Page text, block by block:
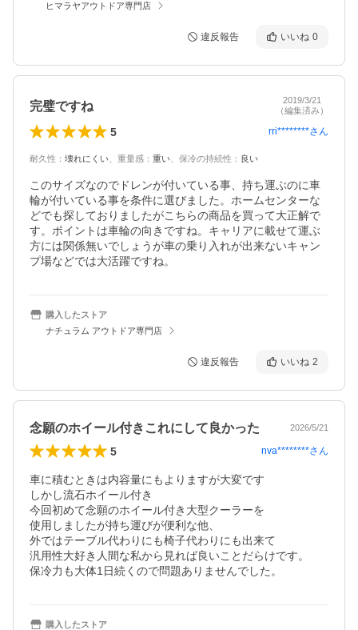
ヒマラヤアウトドア専門店
違反報告 いいね 0
完璧ですね
2019/3/21
（編集済み）
5 rri********さん
耐久性 ： 壊れにくい 重量感 ： 重い 保冷の持続性 ： 良い
このサイズなのでドレンが付いている事、持ち運ぶのに車
輪が付いている事を条件に選びました。ホームセンターな
どでも探しておりましたがこちらの商品を買って大正解で
す。ポイントは車輪の向きですね。キャリアに載せて運ぶ
方には関係無いでしょうが車の乗り入れが出来ないキャン
プ場などでは大活躍ですね。
購入したストア
ナチュラム アウトドア専門店
違反報告 いいね 2
念願のホイール付きこれにして良かった 2026/5/21
5 nva********さん
車に積むときは内容量にもよりますが大変です
しかし流石ホイール付き
今回初めて念願のホイール付き大型クーラーを
使用しましたが持ち運びが便利な他、
外ではテーブル代わりにも椅子代わりにも出来て
汎用性大好き人間な私から見れば良いことだらけです。
購入したストア